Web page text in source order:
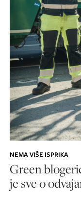
NEMA VIŠE ISPRIKA
Green
je sve o